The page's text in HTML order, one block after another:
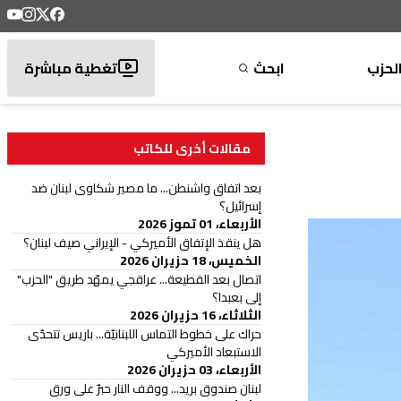
الحزب ابحث تغطية مباشرة
مقالات أخرى للكاتب
بعد اتفاق واشنطن... ما مصير شكاوى لبنان ضد
إسرائيل؟
الأربعاء، 01 تموز 2026
هل ينقذ الإتفاق الأميركي - الإيراني صيف لبنان؟
الخميس، 18 حزيران 2026
اتصال بعد القطيعة... عراقجي يمهّد طريق "الحزب"
إلى بعبدا؟
الثلاثاء، 16 حزيران 2026
حراك على خطوط التماس اللبنانيّة... باريس تتحدّى
الاستبعاد الأميركي
الأربعاء، 03 حزيران 2026
لبنان صندوق بريد... ووقف النار حبرٌ على ورق